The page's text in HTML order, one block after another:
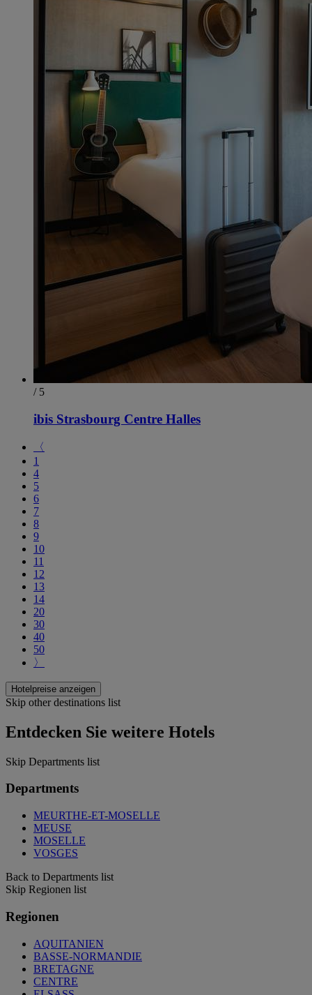
/ 5
ibis Strasbourg Centre Halles
〈
1
4
5
6
7
8
9
10
11
12
13
14
20
30
40
50
〉
Hotelpreise anzeigen
Skip other destinations list
Entdecken Sie weitere Hotels
Skip Departments list
Departments
MEURTHE-ET-MOSELLE
MEUSE
MOSELLE
VOSGES
Back to Departments list
Skip Regionen list
Regionen
AQUITANIEN
BASSE-NORMANDIE
BRETAGNE
CENTRE